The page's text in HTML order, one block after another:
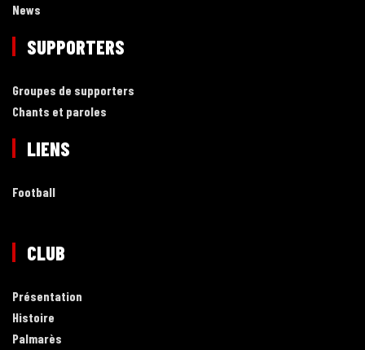
News
SUPPORTERS
Groupes de supporters
Chants et paroles
LIENS
Football
CLUB
Présentation
Histoire
Palmarès